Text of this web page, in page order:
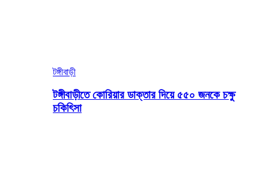
টঙ্গীবাড়ী
টঙ্গীবাড়ীতে কোরিয়ার ডাক্তার দিয়ে ৫৫০ জনকে চক্ষু
চকিৎিসা